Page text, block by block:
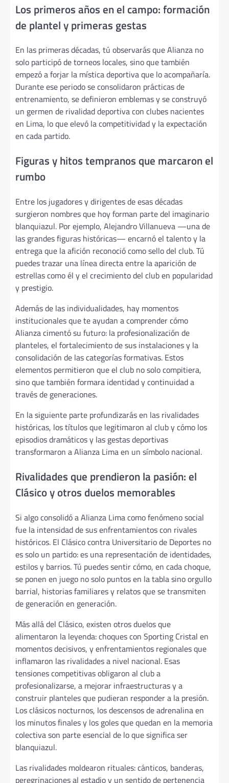
Los primeros años en el campo: formación
de plantel y primeras gestas
En las primeras décadas, tú observarás que Alianza no
solo participó de torneos locales, sino que también
empezó a forjar la mística deportiva que lo acompañaría.
Durante ese periodo se consolidaron prácticas de
entrenamiento, se definieron emblemas y se construyó
un germen de rivalidad deportiva con clubes nacientes
en Lima, lo que elevó la competitividad y la expectación
en cada partido.
Figuras y hitos tempranos que marcaron el
rumbo
Entre los jugadores y dirigentes de esas décadas
surgieron nombres que hoy forman parte del imaginario
blanquiazul. Por ejemplo, Alejandro Villanueva —una de
las grandes figuras históricas— encarnó el talento y la
entrega que la afición reconoció como sello del club. Tú
puedes trazar una línea directa entre la aparición de
estrellas como él y el crecimiento del club en popularidad
y prestigio.
Además de las individualidades, hay momentos
institucionales que te ayudan a comprender cómo
Alianza cimentó su futuro: la profesionalización de
planteles, el fortalecimiento de sus instalaciones y la
consolidación de las categorías formativas. Estos
elementos permitieron que el club no solo compitiera,
sino que también formara identidad y continuidad a
través de generaciones.
En la siguiente parte profundizarás en las rivalidades
históricas, los títulos que legitimaron al club y cómo los
episodios dramáticos y las gestas deportivas
transformaron a Alianza Lima en un símbolo nacional.
Rivalidades que prendieron la pasión: el
Clásico y otros duelos memorables
Si algo consolidó a Alianza Lima como fenómeno social
fue la intensidad de sus enfrentamientos con rivales
históricos. El Clásico contra Universitario de Deportes no
es solo un partido: es una representación de identidades,
estilos y barrios. Tú puedes sentir cómo, en cada choque,
se ponen en juego no solo puntos en la tabla sino orgullo
barrial, historias familiares y relatos que se transmiten
de generación en generación.
Más allá del Clásico, existen otros duelos que
alimentaron la leyenda: choques con Sporting Cristal en
momentos decisivos, y enfrentamientos regionales que
inflamaron las rivalidades a nivel nacional. Esas
tensiones competitivas obligaron al club a
profesionalizarse, a mejorar infraestructuras y a
construir planteles que pudieran responder a la presión.
Los clásicos nocturnos, los descensos de adrenalina en
los minutos finales y los goles que quedan en la memoria
colectiva son parte esencial de lo que significa ser
blanquiazul.
Las rivalidades moldearon rituales: cánticos, banderas,
peregrinaciones al estadio y un sentido de pertenencia